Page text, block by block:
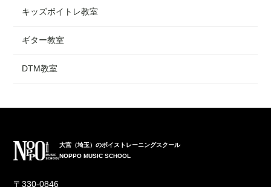
キッズボイトレ教室
ギター教室
DTM教室
大宮（埼玉）のボイストレーニングスクール
NOPPO MUSIC SCHOOL
〒330-0846